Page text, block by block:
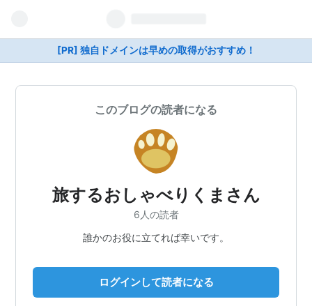
[PR] 独自ドメインは早めの取得がおすすめ！
このブログの読者になる
旅するおしゃべりくまさん
6人の読者
誰かのお役に立てれば幸いです。
ログインして読者になる